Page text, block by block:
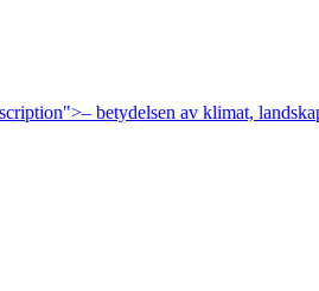
betydelsen av klimat,